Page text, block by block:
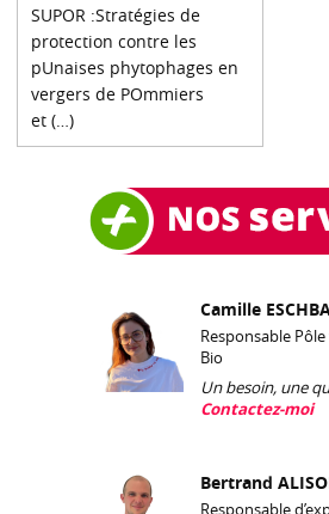
SUPOR :Stratégies de
protection contre les
pUnaises phytophages en
vergers de POmmiers
et (…)
Camille
Responsable
Bio
Un besoin, une
Contactez-moi
Bertrand
Responsable